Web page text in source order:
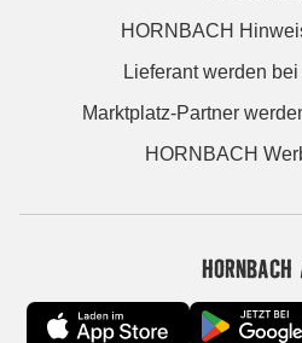
HORNBACH
Lieferant werden
Marktplatz-Partner
HORNBACH